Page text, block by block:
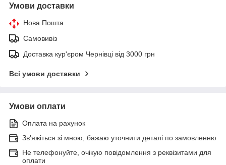
Умови доставки
Нова Пошта
Самовивіз
Доставка кур'єром Чернівці від 3000 грн
Всі умови доставки
Умови оплати
Оплата на рахунок
Зв'яжіться зі мною, бажаю уточнити деталі по замовленню
Не телефонуйте, очікую повідомлення з реквізитами для
оплати